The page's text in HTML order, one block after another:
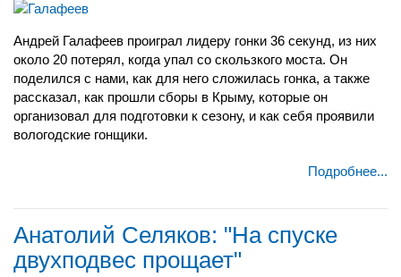
Андрей Галафеев проиграл лидеру гонки 36 секунд, из них
около 20 потерял, когда упал со скользкого моста. Он
поделился с нами, как для него сложилась гонка, а также
рассказал, как прошли сборы в Крыму, которые он
организовал для подготовки к сезону, и как себя проявили
вологодские гонщики.
Подробнее...
Анатолий Селяков: "На спуске
двухподвес прощает"